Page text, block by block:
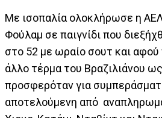
Με ισοπαλία ολοκλήρωσε η
Φούλαμ σε παιγνίδι που
στο 52 με ωραίο σουτ και αφού
άλλο τέρμα του Βραζιλιάνου
προσφερόταν για
αποτελούμενη από